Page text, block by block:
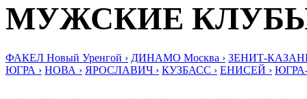
МУЖСКИЕ
ФАКЕЛ Новый Уренгой › ДИНАМО Москва › ЗЕНИТ-
ЮГРА › НОВА › ЯРОСЛАВИЧ › КУЗБАСС › ЕНИСЕЙ ›